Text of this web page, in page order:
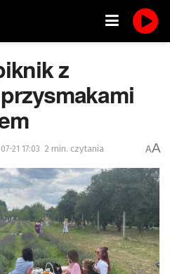
z
21 17:03 2 min. czytania AA